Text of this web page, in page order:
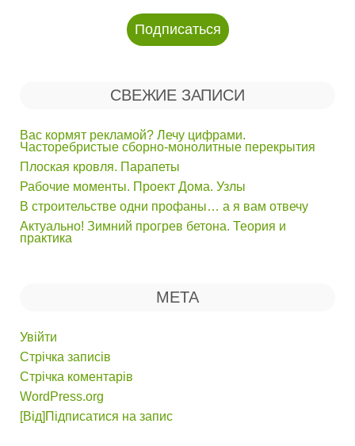
СВЕЖИЕ ЗАПИСИ
Вас кормят рекламой? Лечу цифрами.
Часторебристые сборно-монолитные перекрытия
Плоская кровля. Парапеты
Рабочие моменты. Проект Дома. Узлы
В строительстве одни профаны… а я вам отвечу
Актуально! Зимний прогрев бетона. Теория и
практика
МЕТА
Увійти
Стрічка записів
Стрічка коментарів
WordPress.org
[Від]Підписатися на запис